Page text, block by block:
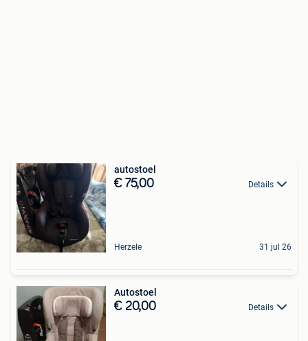
autostoel
€ 75,00 Details
Herzele 31 jul 26
Autostoel
€ 20,00 Details